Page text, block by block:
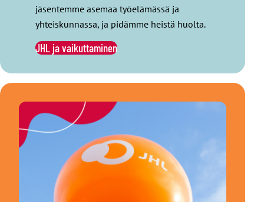
jäsentemme asemaa työelämässä ja
yhteiskunnassa, ja pidämme heistä huolta.
JHL ja vaikuttaminen